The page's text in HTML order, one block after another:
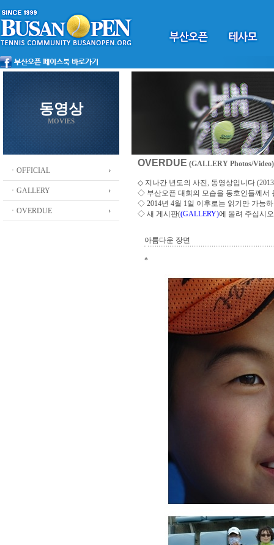
동영상
MOVIES
ㆍOFFICIAL
ㆍGALLERY
ㆍOVERDUE
OVERDUE (GALLERY Photos/Video)
◇ 지나간 년도의 사진, 동영상입니다
◇ 부산오픈 대회의 모습을 동호인들께서
◇ 2014년 4월 1일 이후로는 읽기만 가능
◇ 새 게시판((GALLERY)에 올려 주십시오
아름다운 장면
*